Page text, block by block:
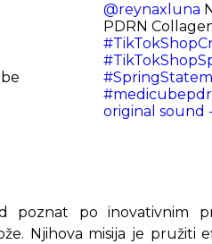
@reynaxluna
PDRN
original sound
poznat po inovativnim
Njihova misija je pružiti